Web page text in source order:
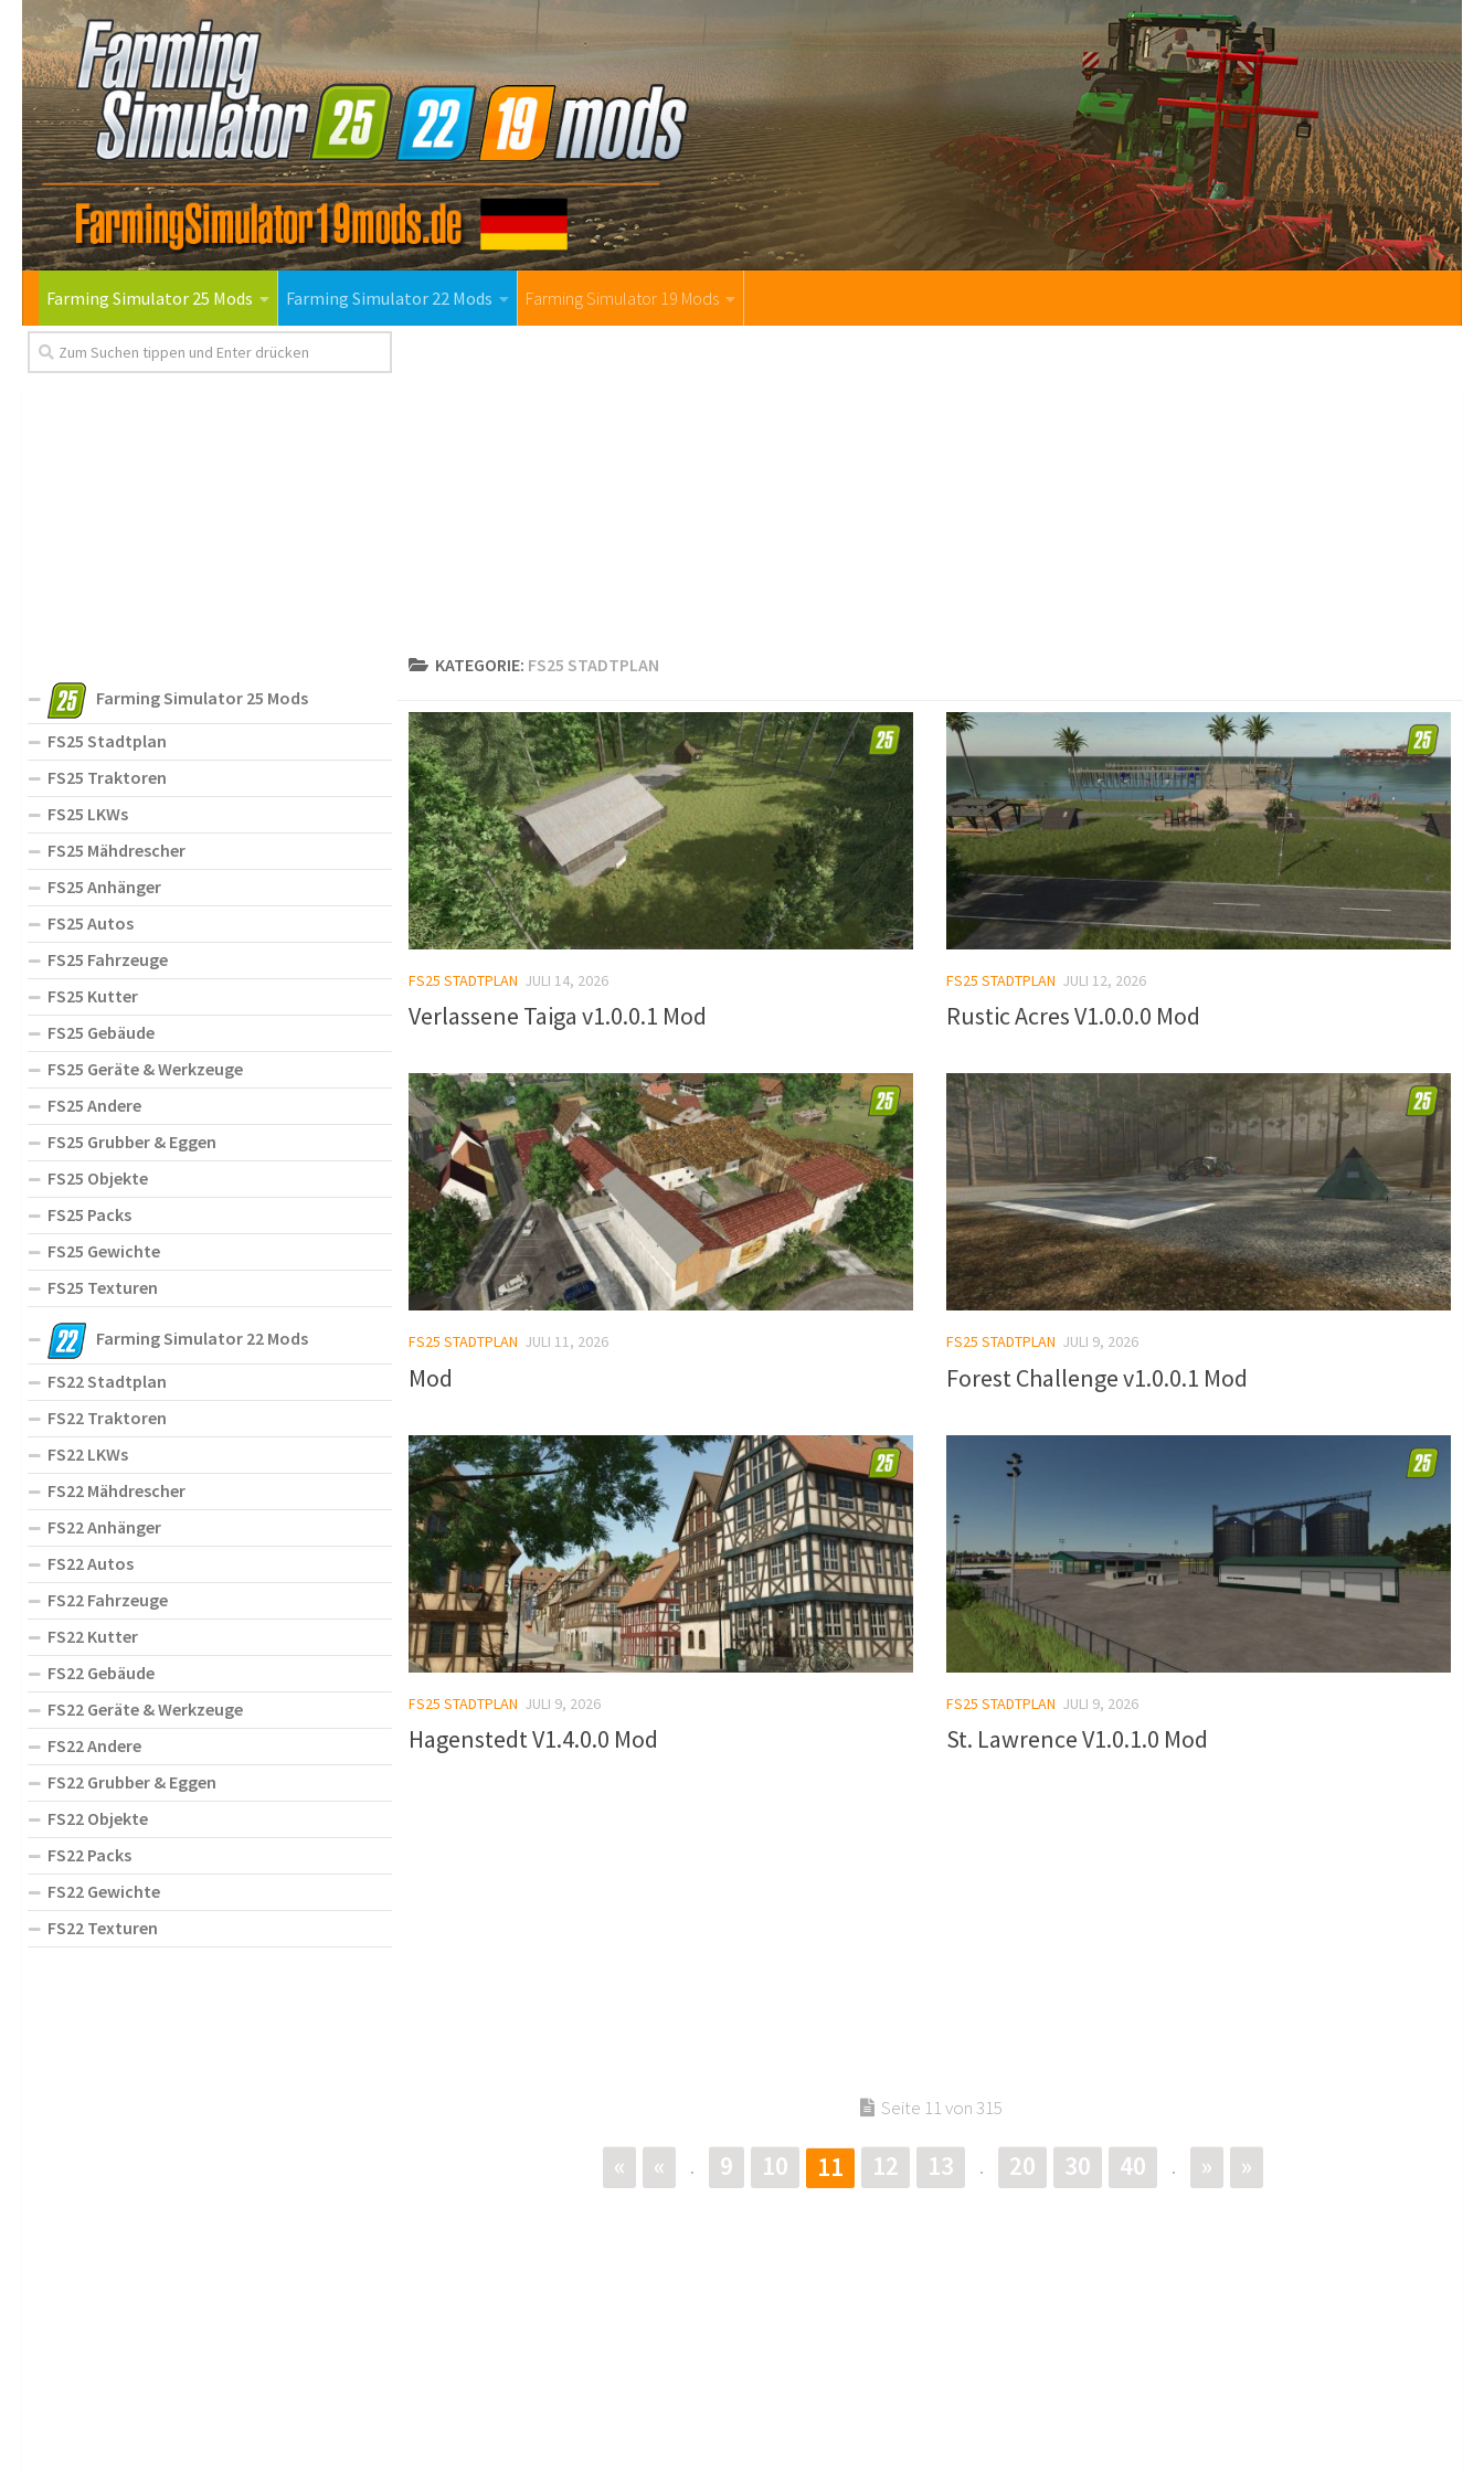
Farming Simulator 25 Mods Farming Simulator 22 Mods Farming Simulator 19 Mods
KATEGORIE: FS25 STADTPLAN
FS25 STADTPLAN JULI 14, 2026
Verlassene Taiga v1.0.0.1 Mod
FS25 STADTPLAN JULI 12, 2026
Rustic Acres V1.0.0.0 Mod
FS25 STADTPLAN JULI 11, 2026
Mod
FS25 STADTPLAN JULI 9, 2026
Forest Challenge v1.0.0.1 Mod
FS25 STADTPLAN JULI 9, 2026
Hagenstedt V1.4.0.0 Mod
FS25 STADTPLAN JULI 9, 2026
St. Lawrence V1.0.1.0 Mod
Seite 11 von 315
« « . 9 10 11 12 13 . 20 30 40 . » »
Farming Simulator 25 Mods
FS25 Stadtplan
FS25 Traktoren
FS25 LKWs
FS25 Mähdrescher
FS25 Anhänger
FS25 Autos
FS25 Fahrzeuge
FS25 Kutter
FS25 Gebäude
FS25 Geräte & Werkzeuge
FS25 Andere
FS25 Grubber & Eggen
FS25 Objekte
FS25 Packs
FS25 Gewichte
FS25 Texturen
Farming Simulator 22 Mods
FS22 Stadtplan
FS22 Traktoren
FS22 LKWs
FS22 Mähdrescher
FS22 Anhänger
FS22 Autos
FS22 Fahrzeuge
FS22 Kutter
FS22 Gebäude
FS22 Geräte & Werkzeuge
FS22 Andere
FS22 Grubber & Eggen
FS22 Objekte
FS22 Packs
FS22 Gewichte
FS22 Texturen